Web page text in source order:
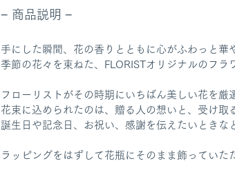
− 商品説明 −
手にした瞬間、花の香りとともに心がふわっと華
季節の花々を束ねた、FLORISTオリジナルのフラ
フローリストがその時期にいちばん美しい花を厳
花束に込められたのは、贈る人の想いと、受け取
誕生日や記念日、お祝い、感謝を伝えたいときな
ラッピングをはずして花瓶にそのまま飾っていた